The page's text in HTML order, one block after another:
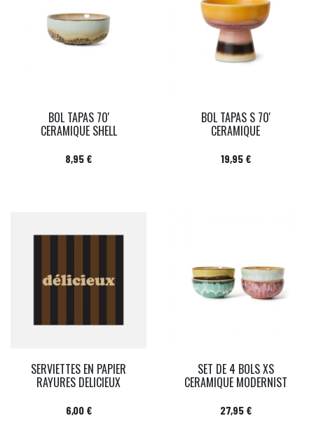
BOL TAPAS 70'
CERAMIQUE SHELL
Prix
8,95 €
BOL TAPAS S 70'
CERAMIQUE
Prix
19,95 €
SERVIETTES EN PAPIER
RAYURES DELICIEUX
Prix
6,00 €
SET DE 4 BOLS XS
CERAMIQUE MODERNIST
Prix
27,95 €